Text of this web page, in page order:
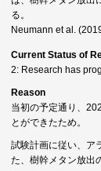
る。
Neumann et al.
Current Status of
2: Research has
Reason
当初の予定通り、
とができたため。
試験計画に従い、ア
た、樹幹メタン放出